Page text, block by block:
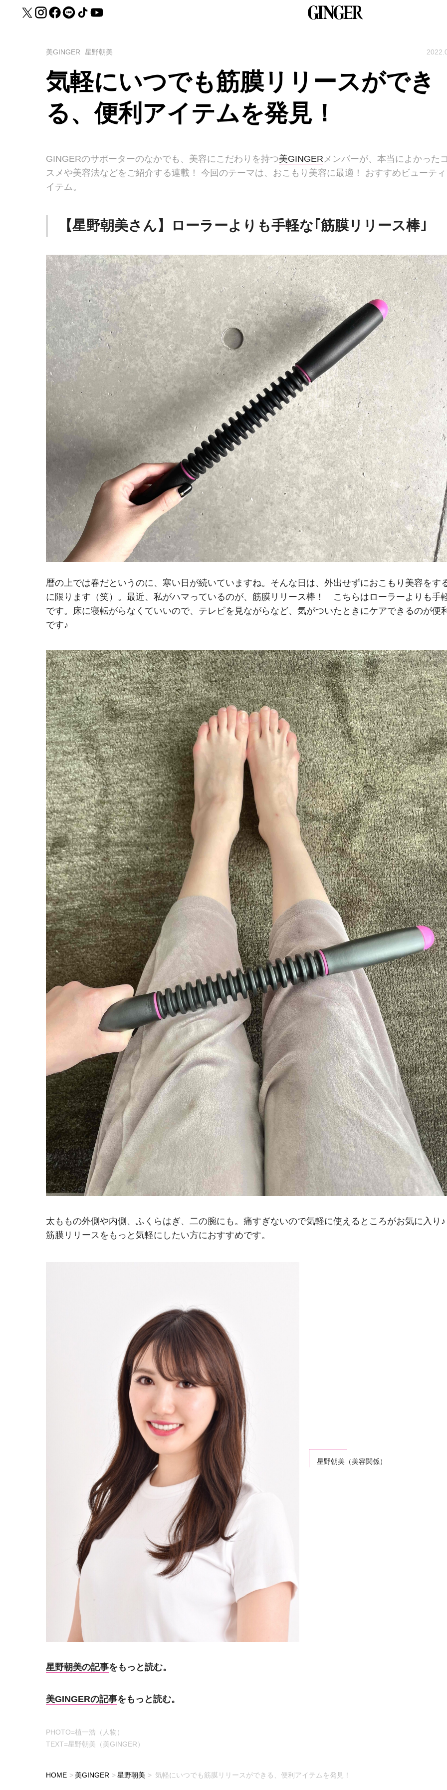
美GINGER 星野朝美
気軽にいつでも筋膜リリースができ
る、便利アイテムを発見！
GINGERのサポーターのなかでも、美容にこだわりを持つ美GINGER メンバーが、本当によかった
スメや美容法などをご紹介する連載！ 今回のテーマは、おこもり美容に最適！ おすすめビューテ
イテム。
【星野朝美さん】ローラーよりも手軽な｢筋膜リリース棒｣
暦の上では春だというのに、寒い日が続いていますね。そんな日は、外出せずにおこもり美容をす
に限ります（笑）。最近、私がハマっているのが、筋膜リリース棒！ こちらはローラーよりも手
です。床に寝転がらなくていいので、テレビを見ながらなど、気がついたときにケアできるのが便
です♪
太ももの外側や内側、ふくらはぎ、二の腕にも。痛すぎないので気軽に使えるところがお気に入
筋膜リリースをもっと気軽にしたい方におすすめです。
星野朝美（美容関係）
星野朝美の記事をもっと読む。
美GINGERの記事をもっと読む。
PHOTO=植一浩（人物）
TEXT=星野朝美（美GINGER）
HOME 美GINGER 星野朝美 気軽にいつでも筋膜リリースができる、便利アイテムを発見！